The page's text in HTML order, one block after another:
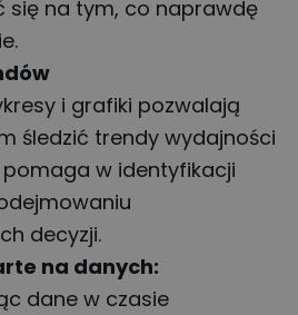
się na tym, co naprawdę
i grafiki pozwalają
śledzić trendy wydajności
w identyfikacji
decyzji.
na danych:
dane w czasie